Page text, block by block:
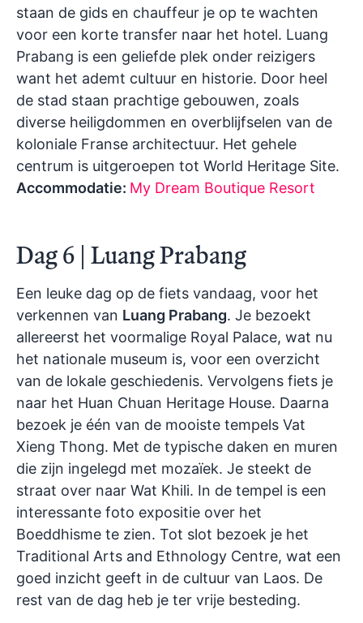
staan de gids en chauffeur je op te wachten
voor een korte transfer naar het hotel. Luang
Prabang is een geliefde plek onder reizigers
want het ademt cultuur en historie. Door heel
de stad staan prachtige gebouwen, zoals
diverse heiligdommen en overblijfselen van de
koloniale Franse architectuur. Het gehele
centrum is uitgeroepen tot World Heritage Site.
Accommodatie: My Dream Boutique Resort
Dag 6 | Luang Prabang
Een leuke dag op de fiets vandaag, voor het
verkennen van Luang Prabang. Je bezoekt
allereerst het voormalige Royal Palace, wat nu
het nationale museum is, voor een overzicht
van de lokale geschiedenis. Vervolgens fiets je
naar het Huan Chuan Heritage House. Daarna
bezoek je één van de mooiste tempels Vat
Xieng Thong. Met de typische daken en muren
die zijn ingelegd met mozaïek. Je steekt de
straat over naar Wat Khili. In de tempel is een
interessante foto expositie over het
Boeddhisme te zien. Tot slot bezoek je het
Traditional Arts and Ethnology Centre, wat een
goed inzicht geeft in de cultuur van Laos. De
rest van de dag heb je ter vrije besteding.